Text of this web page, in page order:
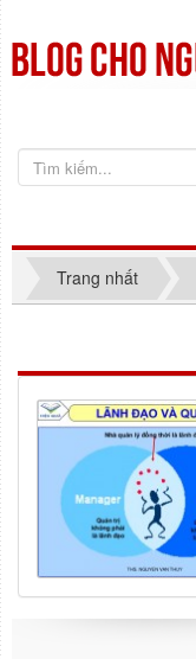
Trang nhất